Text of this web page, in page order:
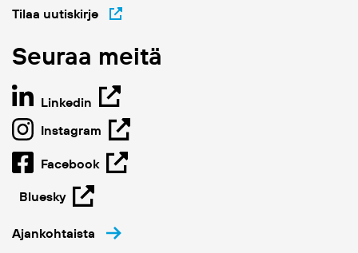
Tilaa uutiskirje
Seuraa meitä
Linkedin
Instagram
Facebook
Bluesky
Ajankohtaista